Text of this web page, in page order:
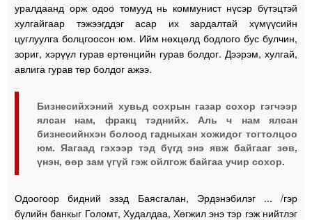
уралдаанд орж одоо томууд нь коммунист нүсэр бүтэцтэй
хулгайгаар тэжээгддэг асар их зардалтай хүмүүсийн
цуглуулга болцгоосон юм. Ийм нөхцөлд бодлого бус булчин,
зориг, хэрүүл гурав ертөнцийн гурав болдог. Дээрэм, хулгай,
авлига гурав төр болдог ажээ.
Бизнесийхэний хувьд сохрын газар сохор гэгчээр
ялсан нам, фракц тэднийх. Аль ч нам ялсан
бизнесийнхэн болоод гадныхан хожидог тогтолцоо
юм. Яагаад гэхээр тэд бүгд энэ явж байгааг зөв,
үнэн, өөр зам үгүй гэж ойлгож байгаа учир сохор.
Одоогоор бидний эзэд Баясгалан, Эрдэнэбилэг ... /гэр
бүлийн банкыг Голомт, Худалдаа, Хөгжил энэ тэр гэж нийтлэг